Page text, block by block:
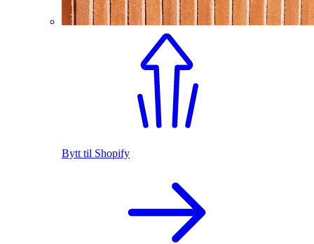
Bytt til Shopify